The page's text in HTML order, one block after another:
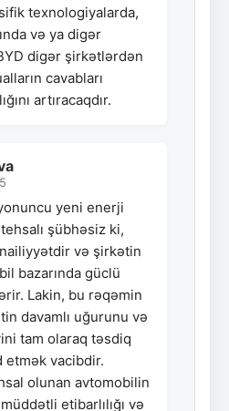
texnologiyalarda,
və ya digər
digər şirkətlərdən
cavabları
artıracaqdır.
yeni enerji
şübhəsiz ki,
və şirkətin
bazarında güclü
Lakin, bu rəqəmin
davamlı uğurunu və
tam olaraq təsdiq
etmək vacibdir.
olunan avtomobilin
etibarlılığı və